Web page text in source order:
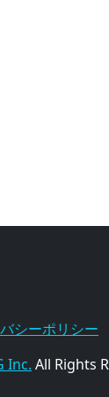
シーポリシー
Inc. All Rights